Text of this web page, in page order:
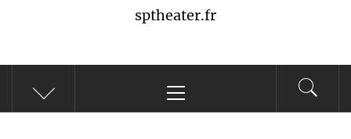
sptheater.fr
principal